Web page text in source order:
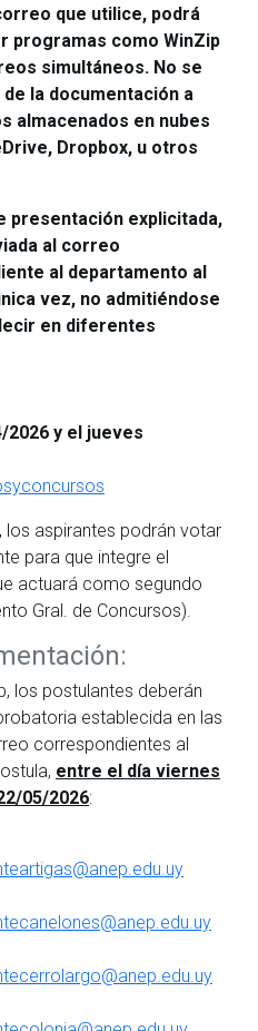
que utilice, podrá
programas como WinZip
simultáneos. No se
la documentación a
almacenados en nubes
Dropbox, u otros
presentación explicitada,
al correo
al departamento al
vez, no admitiéndose
en diferentes
2026 y el jueves
aspirantes podrán votar
para que integre el
actuará como segundo
Gral. de Concursos).
los postulantes deberán
establecida en las
correspondientes al
entre el día viernes
05/2026: